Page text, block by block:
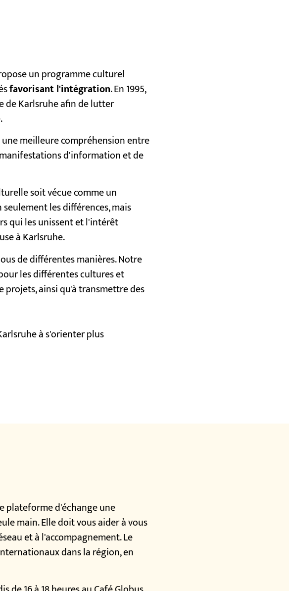
un programme culturel
favorisant l'intégration. En 1995,
de Karlsruhe afin de lutter
meilleure compréhension entre
d'information et de
soit vécue comme un
les différences, mais
qui les unissent et l'intérêt
à Karlsruhe.
de différentes manières. Notre
les différentes cultures et
ainsi qu'à transmettre des
à s'orienter plus
plateforme d'échange une
main. Elle doit vous aider à vous
et à l'accompagnement. Le
dans la région, en